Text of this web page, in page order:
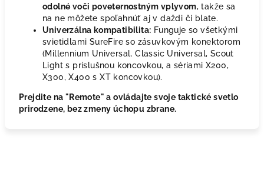
odolné voči poveternostným vplyvom, takže sa
na ne môžete spoľahnúť aj v daždi či blate.
Univerzálna kompatibilita: Funguje so všetkými
svietidlami SureFire so zásuvkovým konektorom
(Millennium Universal, Classic Universal, Scout
Light s príslušnou koncovkou, a sériami X200,
X300, X400 s XT koncovkou).
Prejdite na "Remote" a ovládajte svoje taktické svetlo
prirodzene, bez zmeny úchopu zbrane.